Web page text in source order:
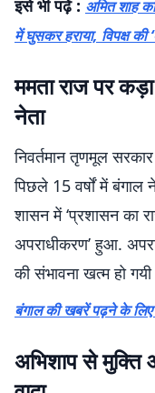
इसे भी पढ़ें : अमित शाह
में घुसकर हराया, विपक्ष की
ममता राज पर
नेता
निवर्तमान तृणमूल
पिछले 15 वर्षों में
शासन में ‘प्रशासन का
अपराधीकरण’ हुआ.
की संभावना खत्म हो
बंगाल की खबरें पढ़ने के
अभिशाप से मुक्ति